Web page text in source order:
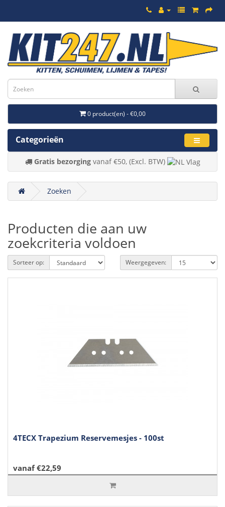
0 product(en) - €0,00
Categorieën
Gratis bezorgingvanaf €50, (Excl. BTW)
Zoeken
Producten die aan uw
zoekcriteria voldoen
Sorteer op: Weergegeven:
4TECX Trapezium Reservemesjes - 100st
vanaf €22,59